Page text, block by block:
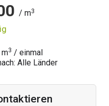
/ m3
m3 / einmal
Alle Länder